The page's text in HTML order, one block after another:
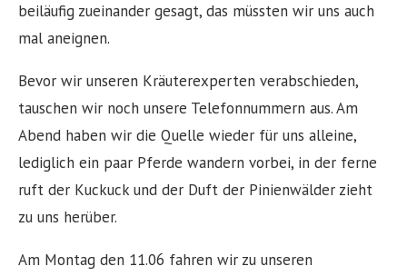
beiläufig zueinander gesagt, das müssten wir uns auch
mal aneignen.
Bevor wir unseren Kräuterexperten verabschieden,
tauschen wir noch unsere Telefonnummern aus. Am
Abend haben wir die Quelle wieder für uns alleine,
lediglich ein paar Pferde wandern vorbei, in der ferne
ruft der Kuckuck und der Duft der Pinienwälder zieht
zu uns herüber.
Am Montag den 11.06 fahren wir zu unseren